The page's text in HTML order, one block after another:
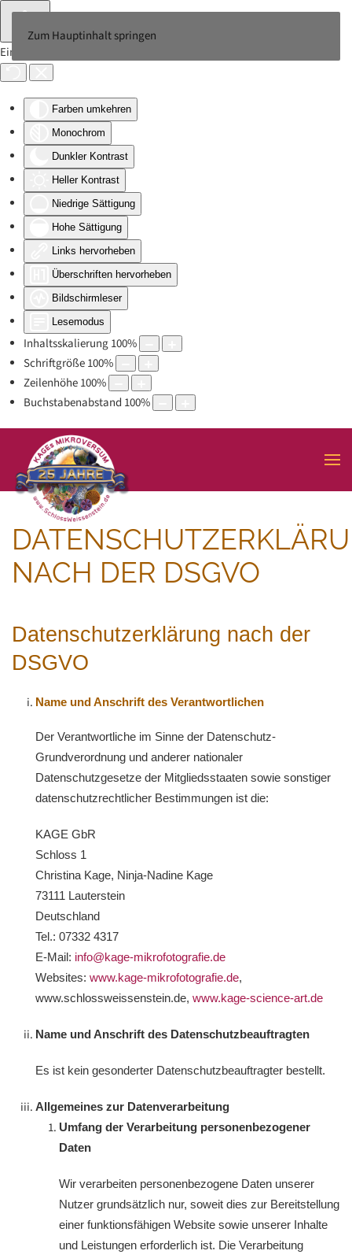
Eingabehilfen öffnen
Farben umkehren
Monochrom
Dunkler Kontrast
Heller Kontrast
Niedrige Sättigung
Hohe Sättigung
Links hervorheben
Überschriften hervorheben
Bildschirmleser
Lesemodus
Inhaltsskalierung100%
Schriftgröße100%
Zeilenhöhe100%
Buchstabenabstand 100%
Zum Hauptinhalt springen
NACH DER DSGVO
Datenschutzerklärung nach der
DSGVO
Name und Anschrift des Verantwortlichen
Der Verantwortliche im Sinne der Datenschutz-
Grundverordnung und anderer nationaler
Datenschutzgesetze der Mitgliedsstaaten sowie sonstiger
datenschutzrechtlicher Bestimmungen ist die:
KAGE GbR
Schloss 1
Christina Kage, Ninja-Nadine Kage
73111 Lauterstein
Deutschland
Tel.: 07332 4317
E-Mail: info@kage-mikrofotografie.de
Websites: www.kage-mikrofotografie.de,
www.schlossweissenstein.de, www.kage-science-art.de
Name und Anschrift des Datenschutzbeauftragten
Es ist kein gesonderter Datenschutzbeauftragter bestellt.
Allgemeines zur Datenverarbeitung
Umfang der Verarbeitung personenbezogener
Daten
Wir verarbeiten personenbezogene Daten unserer
Nutzer grundsätzlich nur, soweit dies zur Bereitstellung
einer funktionsfähigen Website sowie unserer Inhalte
und Leistungen erforderlich ist. Die Verarbeitung